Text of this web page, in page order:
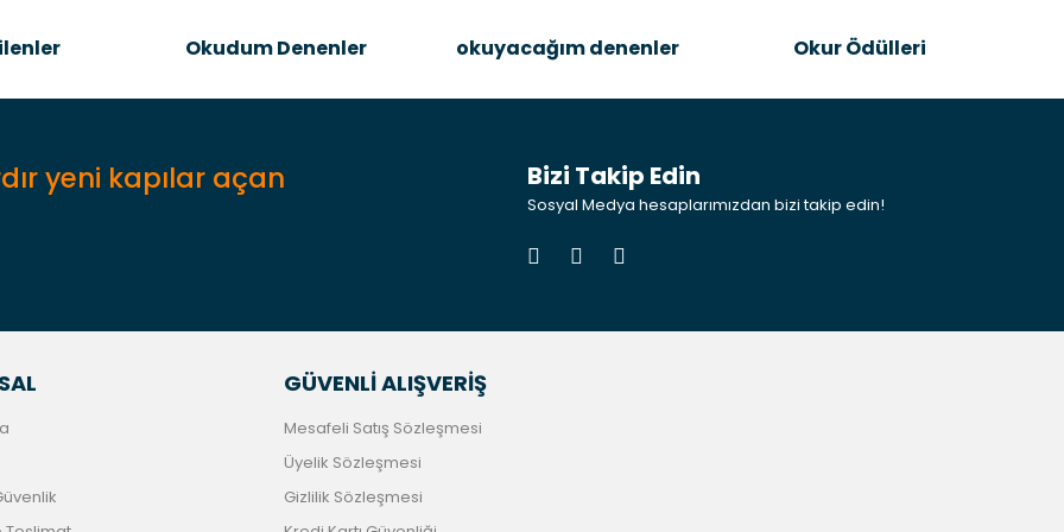
Okudum Denenler okuyacağım denenler Okur Ödülleri
yeni kapılar açan Bizi Takip Edin
Sosyal Medya hesaplarımızdan bizi takip edin!
GÜVENLİ ALIŞVERİŞ
Mesafeli Satış Sözleşmesi
Üyelik Sözleşmesi
Gizlilik Sözleşmesi